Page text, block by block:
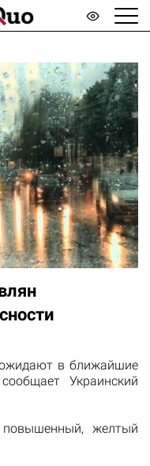
ожидают в ближайшие
Украинский
желтый